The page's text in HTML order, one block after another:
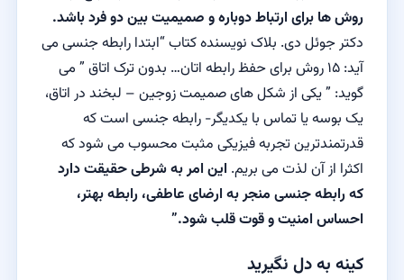
روش ها برای ارتباط دوباره و صمیمیت بین دو فرد باشد.
دکتر جوئل دی. بلاک نویسنده کتاب “ابتدا رابطه جنسی می
آید: ۱۵ روش برای حفظ رابطه اتان… بدون ترک اتاق ” می
گوید: ” یکی از شکل های صمیمت زوجین – لبخند در اتاق،
یک بوسه یا تماس با یکدیگر- رابطه جنسی است که
قدرتمندترین تجربه فیزیکی مثبت محسوب می شود که
اکثرا از آن لذت می بریم. این امر به شرطی حقیقت دارد
که رابطه جنسی منجر به ارضای عاطفی، رابطه بهتر،
احساس امنیت و قوت قلب شود.”
کینه به دل نگیرید